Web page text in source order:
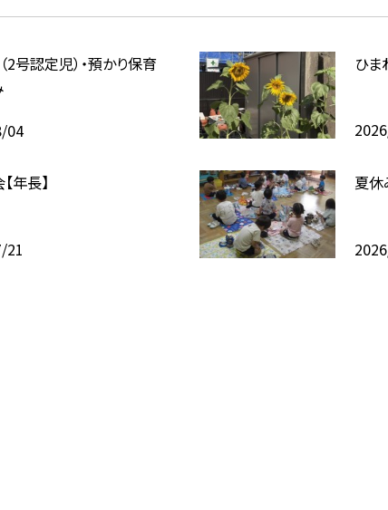
2号認定児）・預かり保育
04
ひま
年長】
21
夏休